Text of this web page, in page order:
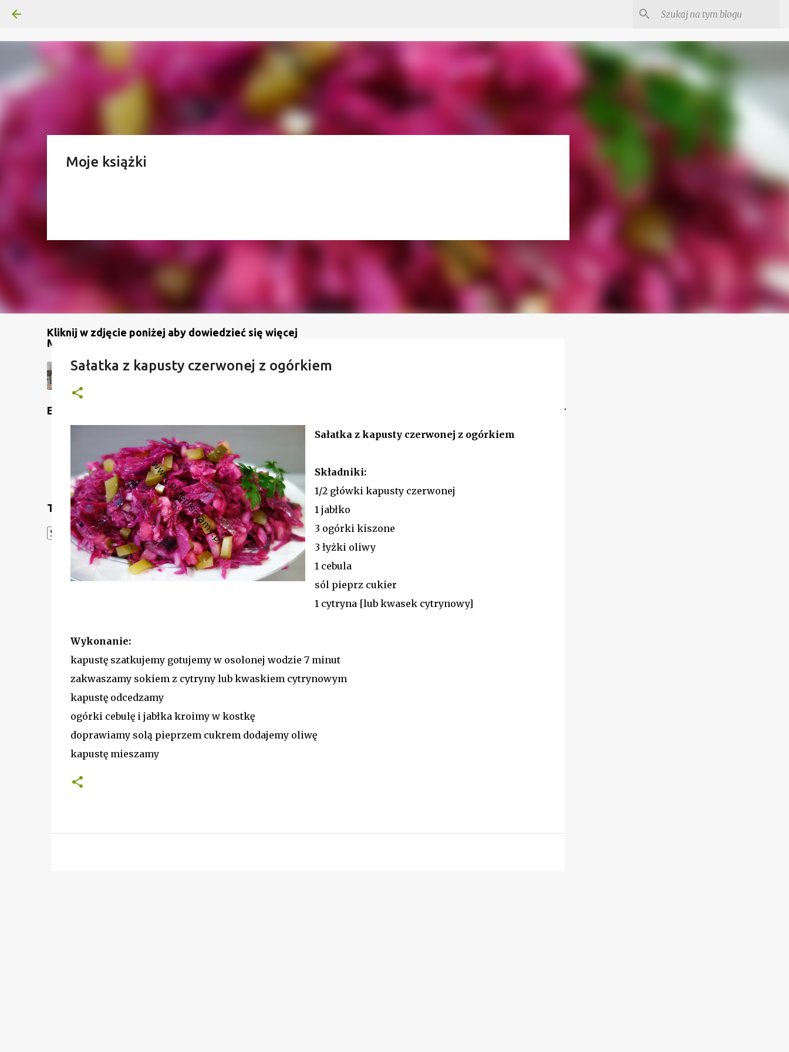
Kliknij w zdjęcie poniżej aby dowiedzieć się więcej
Moje książki
Mój kanał na YouTube
Etykiety
Translate
Powered by Translate
Sałatka z kapusty czerwonej z ogórkiem
Sałatka z kapusty czerwonej z ogórkiem
Składniki:
1/2 główki kapusty czerwonej
1 jabłko
3 ogórki kiszone
3 łyżki oliwy
1 cebula
sól pieprz cukier
1 cytryna [lub kwasek cytrynowy]
Wykonanie:
kapustę szatkujemy gotujemy w osolonej wodzie 7 minut
zakwaszamy sokiem z cytryny lub kwaskiem cytrynowym
kapustę odcedzamy
ogórki cebulę i jabłka kroimy w kostkę
doprawiamy solą pieprzem cukrem dodajemy oliwę
kapustę mieszamy